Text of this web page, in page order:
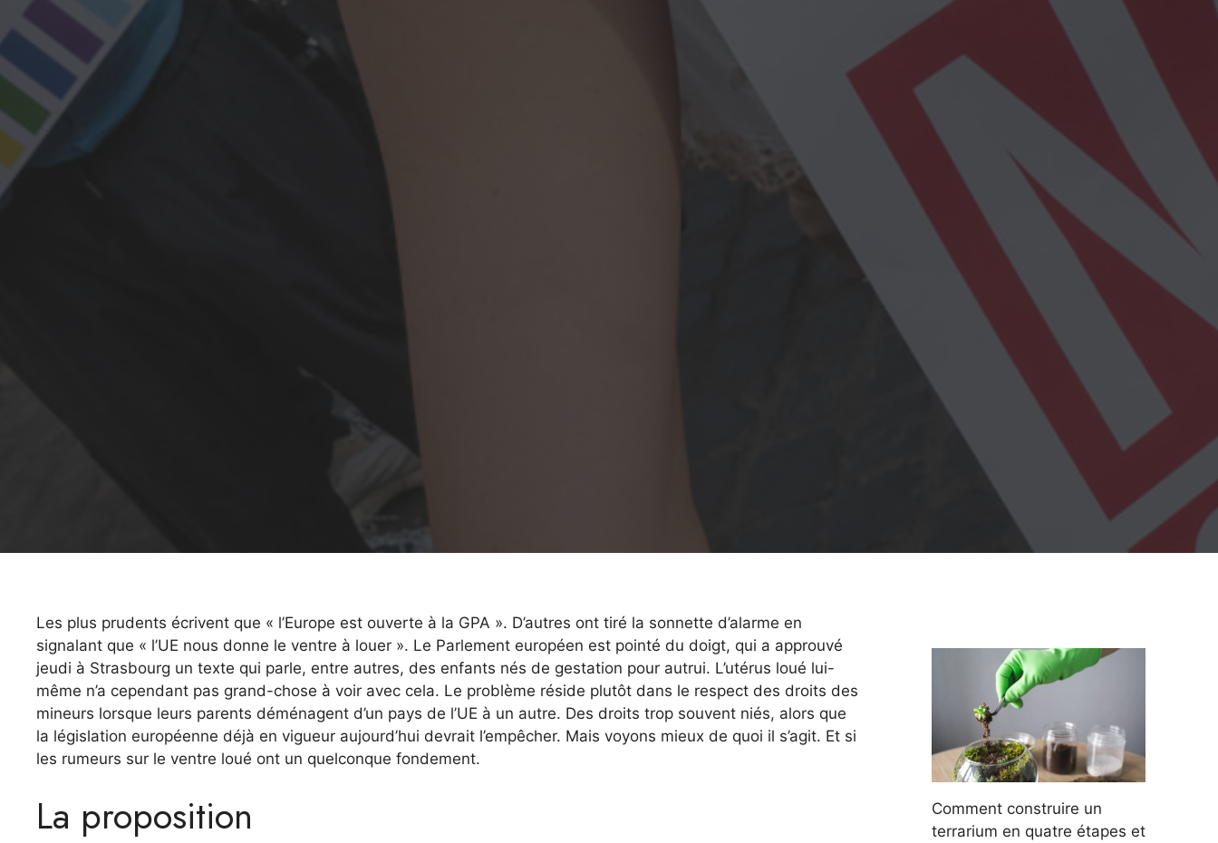
Les plus prudents écrivent que « l’Europe est ouverte à la GPA ». D’autres ont tiré la sonnette d’alarme en
signalant que « l’UE nous donne le ventre à louer ». Le Parlement européen est pointé du doigt, qui a approuvé
jeudi à Strasbourg un texte qui parle, entre autres, des enfants nés de gestation pour autrui. L’utérus loué lui-
même n’a cependant pas grand-chose à voir avec cela. Le problème réside plutôt dans le respect des droits des
mineurs lorsque leurs parents déménagent d’un pays de l’UE à un autre. Des droits trop souvent niés, alors que
la législation européenne déjà en vigueur aujourd’hui devrait l’empêcher. Mais voyons mieux de quoi il s’agit. Et si
les rumeurs sur le ventre loué ont un quelconque fondement.
La proposition
Comment construire un
terrarium en quatre étapes et